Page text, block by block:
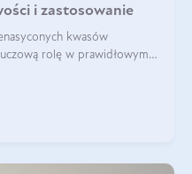
i zastosowanie
kwasów
rolę w prawidłowym